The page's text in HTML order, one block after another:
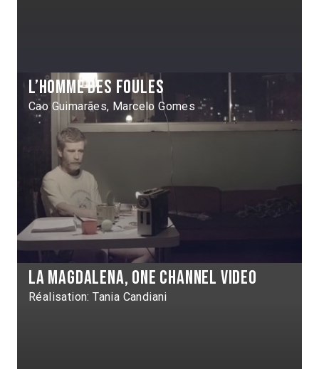
L’Homme des foules
Cao Guimarães, Marcelo Gomes
La Magdalena, one channel video
Réalisation: Tania Candiani